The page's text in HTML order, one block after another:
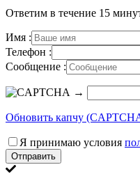
Ответим в течение 15
Имя :
Телефон :
Сообщение :
→
Обновить капчу
Я принимаю условия
Отправить